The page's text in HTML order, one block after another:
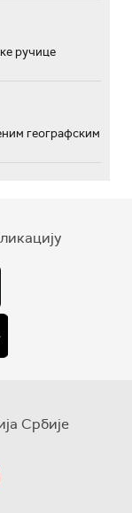
ручице
географским
Србије